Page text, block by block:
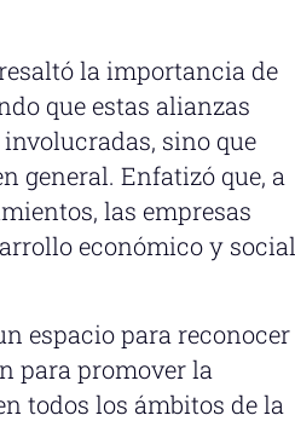
la importancia de
que estas alianzas
sino que
general. Enfatizó que, a
las empresas
económico y social
espacio para reconocer
para promover la
todos los ámbitos de la